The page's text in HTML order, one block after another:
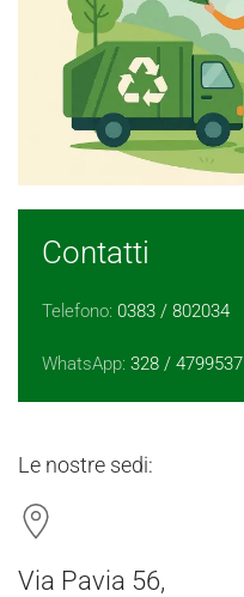
Contatti
Telefono: 0383 / 802034
WhatsApp: 328 / 4799537
Le nostre sedi:
Via Pavia 56,